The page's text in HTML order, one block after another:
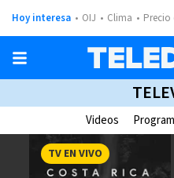
Hoy interesa OIJ Clima
Videos
TV EN VIVO